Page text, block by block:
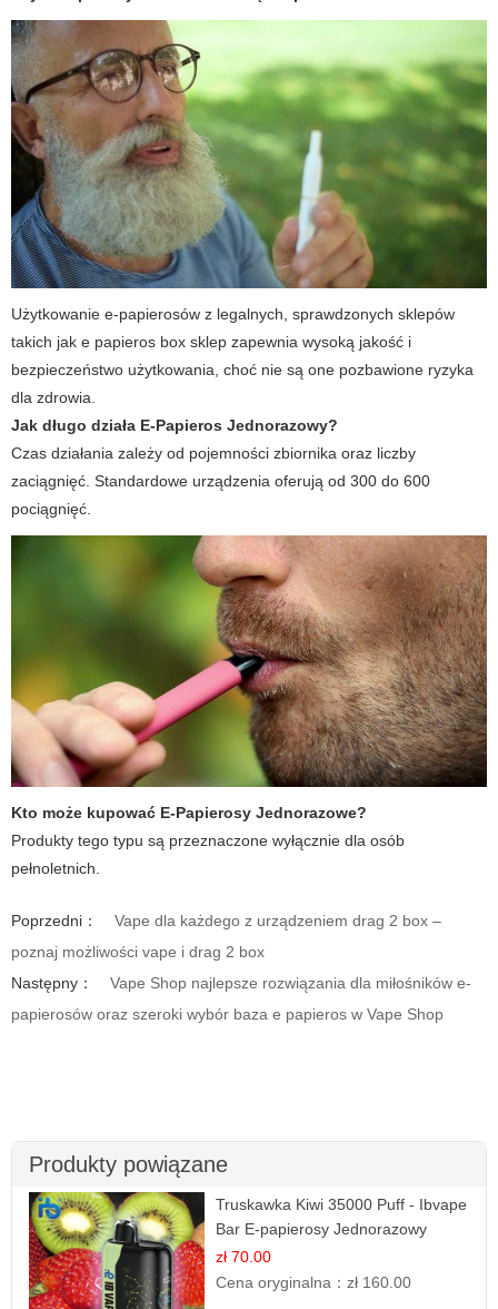
Użytkowanie e-papierosów z legalnych, sprawdzonych sklepów
takich jak e papieros box sklep zapewnia wysoką jakość i
bezpieczeństwo użytkowania, choć nie są one pozbawione ryzyka
dla zdrowia.
Jak długo działa E-Papieros Jednorazowy?
Czas działania zależy od pojemności zbiornika oraz liczby
zaciągnięć. Standardowe urządzenia oferują od 300 do 600
pociągnięć.
Kto może kupować E-Papierosy Jednorazowe?
Produkty tego typu są przeznaczone wyłącznie dla osób
pełnoletnich.
Poprzedni：
Vape dla każdego z urządzeniem drag 2 box –
poznaj możliwości vape i drag 2 box
Następny：
Vape Shop najlepsze rozwiązania dla miłośników e-
papierosów oraz szeroki wybór baza e papieros w Vape Shop
Produkty powiązane
Truskawka Kiwi 35000 Puff - Ibvape
Bar E-papierosy Jednorazowy
zł 70.00
Cena oryginalna：zł 160.00